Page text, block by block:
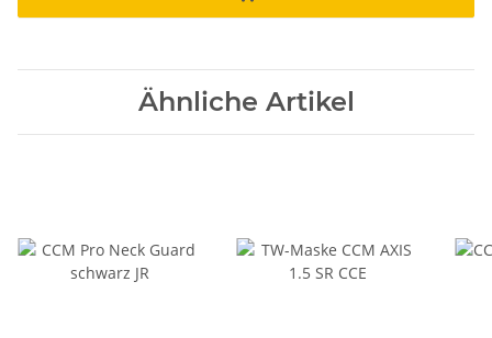
Ähnliche Artikel